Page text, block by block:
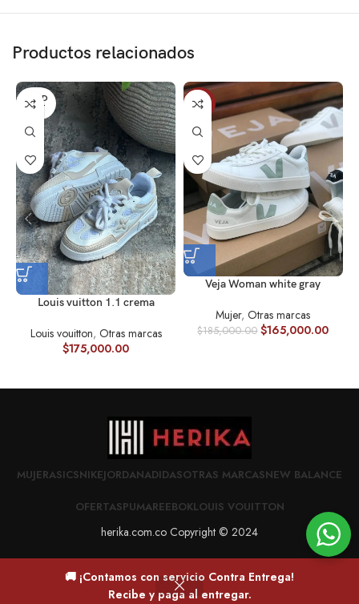
🚚 ¡Contamos con servicio Contra Entrega!
Recibe y paga al entregar.
Productos relacionados
SOLD
OUT
Louis vuitton 1.1 crema
Louis vouitton, Otras marcas
$175,000.00
-11%
Veja Woman white gray
Mujer, Otras marcas
$185,000.00 $165,000.00
MUJERASICSNIKEJORDANADIDASOTRAS MARCASNEW BALANCE
OFERTASPUMAREEBOKLOUIS VOUITTON
herika.com.co Copyright © 2024